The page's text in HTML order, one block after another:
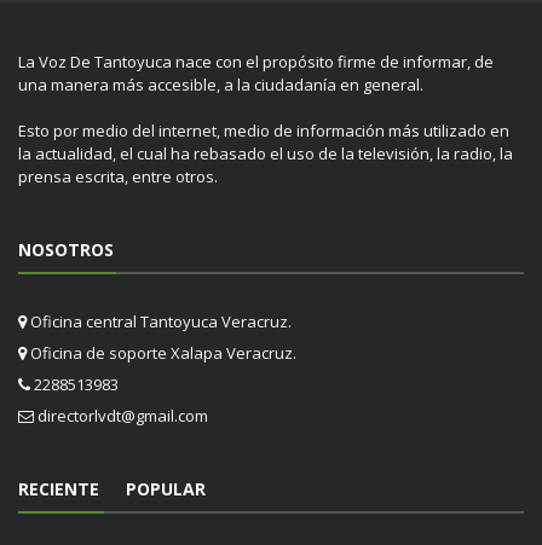
La Voz De Tantoyuca nace con el propósito firme de informar, de
una manera más accesible, a la ciudadanía en general.
Esto por medio del internet, medio de información más utilizado en
la actualidad, el cual ha rebasado el uso de la televisión, la radio, la
prensa escrita, entre otros.
NOSOTROS
Oficina central Tantoyuca Veracruz.
Oficina de soporte Xalapa Veracruz.
2288513983
directorlvdt@gmail.com
RECIENTE POPULAR